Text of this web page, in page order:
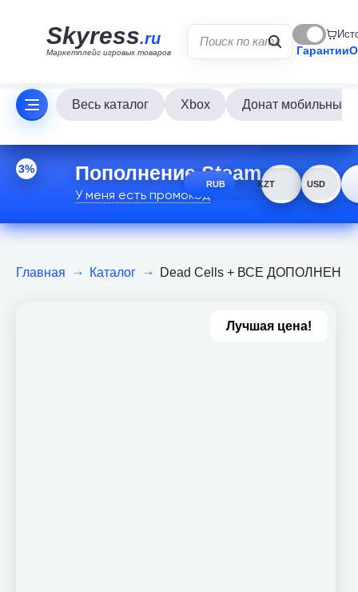
Skyress.ru
Маркетплейс игровых товаров Гарантии
Весь каталог Xbox Донат мобильных
3% Пополнение Steam
У меня есть промокод
RUB KZT USD
Главная Каталог Dead Cells + ВСЕ ДОПОЛНЕНИЯ
Лучшая цена!